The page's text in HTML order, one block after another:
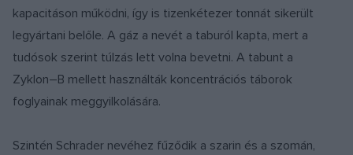
kapacitáson működni, így is tizenkétezer tonnát sikerült
legyártani belőle. A gáz a nevét a taburól kapta, mert a
tudósok szerint túlzás lett volna bevetni. A tabunt a
Zyklon–B mellett használták koncentrációs táborok
foglyainak meggyilkolására.
Szintén Schrader nevéhez fűződik a szarin és a szomán,